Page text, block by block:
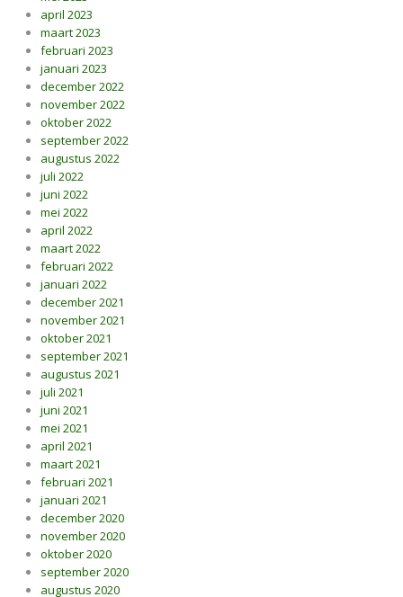
april 2023
maart 2023
februari 2023
januari 2023
december 2022
november 2022
oktober 2022
september 2022
augustus 2022
juli 2022
juni 2022
mei 2022
april 2022
maart 2022
februari 2022
januari 2022
december 2021
november 2021
oktober 2021
september 2021
augustus 2021
juli 2021
juni 2021
mei 2021
april 2021
maart 2021
februari 2021
januari 2021
december 2020
november 2020
oktober 2020
september 2020
augustus 2020